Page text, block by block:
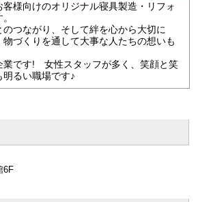
様向けのオリジナル寝具製造・リフォ
つながり、そして絆を心から大切に
物づくりを通して大事な人たちの想いも
業です! 女性スタッフが多く、笑顔と笑
るい職場です♪
6F